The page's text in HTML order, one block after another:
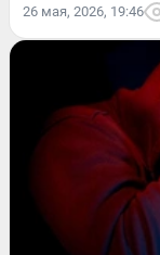
26 мая, 2026, 19:46